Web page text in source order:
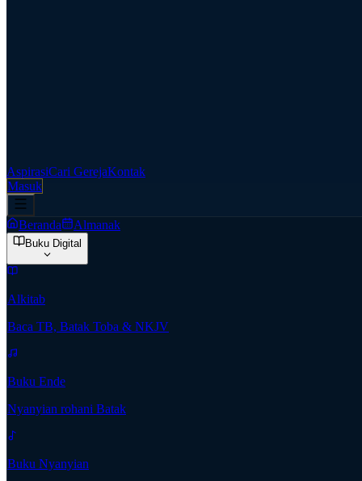
AspirasiCari GerejaKontak
Masuk
Beranda Almanak
Buku Digital
Alkitab
Baca TB, Batak Toba & NKJV
Buku Ende
Nyanyian rohani Batak
Buku Nyanyian